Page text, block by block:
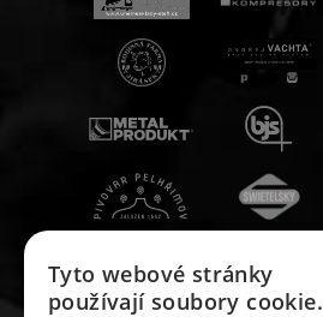
Tyto webové stránky
používají soubory cookie.